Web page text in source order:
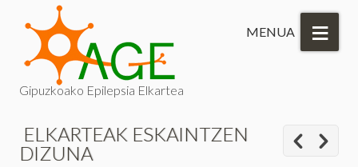
≡
MENUA
Gipuzkoako Epilepsia Elkartea
ELKARTEAK ESKAINTZEN
DIZUNA